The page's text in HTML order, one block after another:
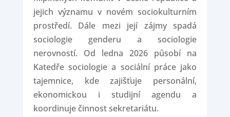
jejich významu v novém sociokulturním
prostředí. Dále mezi její zájmy spadá
sociologie genderu a sociologie
nerovností. Od ledna 2026 působí na
Katedře sociologie a sociální práce jako
tajemnice, kde zajišťuje personální,
ekonomickou i studijní agendu a
koordinuje činnost sekretariátu.